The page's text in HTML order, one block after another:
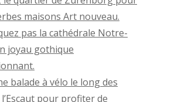
maisons Art nouveau.
pas la cathédrale Notre-
joyau gothique
balade à vélo le long des
pour profiter de